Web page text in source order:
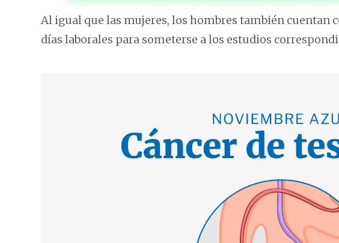
Al igual que las mujeres, los hombres también cuentan
días laborales para someterse a los estudios